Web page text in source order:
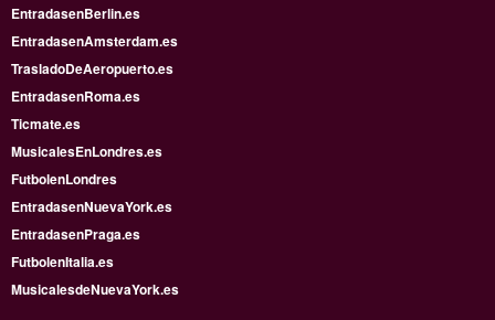
EntradasenBerlin.es
EntradasenAmsterdam.es
TrasladoDeAeropuerto.es
EntradasenRoma.es
Ticmate.es
MusicalesEnLondres.es
FutbolenLondres
EntradasenNuevaYork.es
EntradasenPraga.es
FutbolenItalia.es
MusicalesdeNuevaYork.es